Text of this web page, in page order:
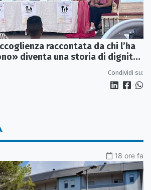
raccontata da chi l’ha
diventa una storia di dignità
Condividi su:
18 ore fa